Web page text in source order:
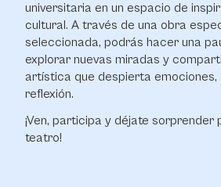
universitaria en un espacio de
cultural. A través de una obra
seleccionada, podrás hacer una
explorar nuevas miradas y
artística que despierta emociones,
reflexión.
¡Ven, participa y déjate sorprender
teatro!